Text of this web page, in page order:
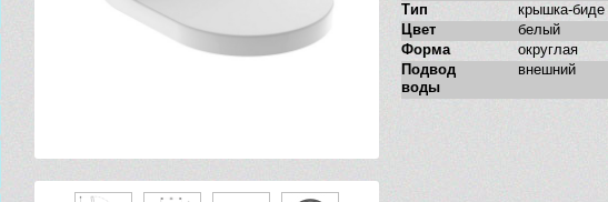
Тип
крышка-биде
Цвет
белый
Форма
округлая
Подвод
воды
внешний